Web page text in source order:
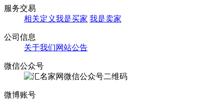
服务交易
相关定义我是买家 我是卖家
公司信息
关于我们网站公告
微信公众号
微博账号